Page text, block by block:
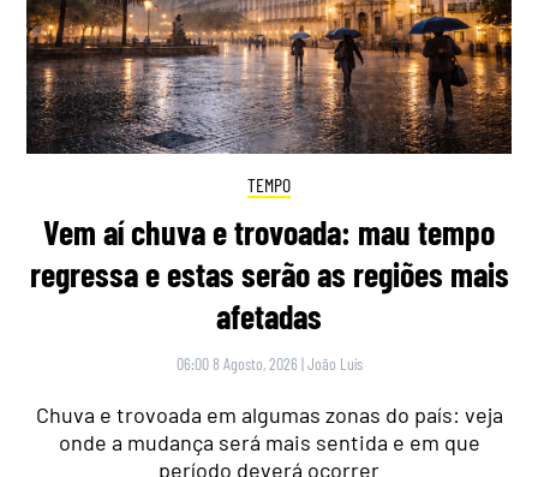
TEMPO
Vem aí chuva e trovoada: mau tempo
regressa e estas serão as regiões mais
afetadas
06:00 8 Agosto, 2026 |João Luís
Chuva e trovoada em algumas zonas do país: veja
onde a mudança será mais sentida e em que
período deverá ocorrer